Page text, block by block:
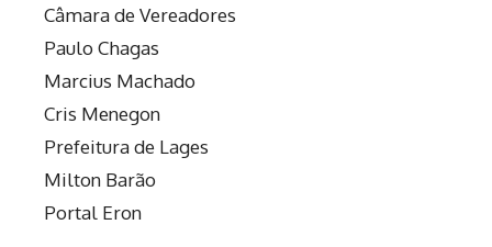
Câmara de Vereadores
Paulo Chagas
Marcius Machado
Cris Menegon
Prefeitura de Lages
Milton Barão
Portal Eron